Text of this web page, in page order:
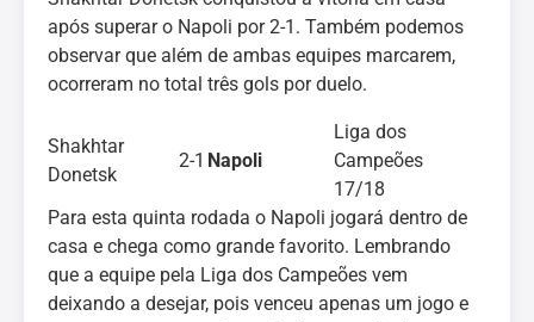
após superar o Napoli por 2-1. Também podemos
observar que além de ambas equipes marcarem,
ocorreram no total três gols por duelo.
Shakhtar
Donetsk
2-1 Napoli
Liga dos
Campeões
17/18
Para esta quinta rodada o Napoli jogará dentro de
casa e chega como grande favorito. Lembrando
que a equipe pela Liga dos Campeões vem
deixando a desejar, pois venceu apenas um jogo e